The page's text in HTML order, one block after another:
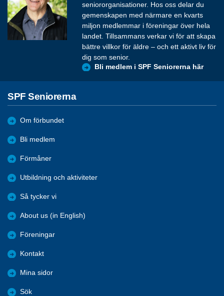
seniororganisationer. Hos oss delar du
gemenskapen med närmare en kvarts
miljon medlemmar i föreningar över hela
landet. Tillsammans verkar vi för att skapa
bättre villkor för äldre – och ett aktivt liv för
dig som senior.
Bli medlem i SPF Seniorerna här
SPF Seniorerna
Om förbundet
Bli medlem
Förmåner
Utbildning och aktiviteter
Så tycker vi
About us (in English)
Föreningar
Kontakt
Mina sidor
Sök